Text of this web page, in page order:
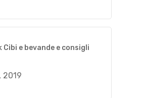
Cibi e bevande e consigli
2019